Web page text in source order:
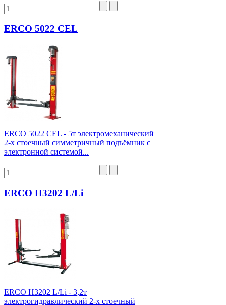
ERCO 5022 CEL
ERCO 5022 CEL - 5т электромеханический
2-х стоечный симметричный подъёмник с
электронной системой...
ERCO H3202 L/Li
ERCO H3202 L/Li - 3,2т
электрогидравлический 2-х стоечный